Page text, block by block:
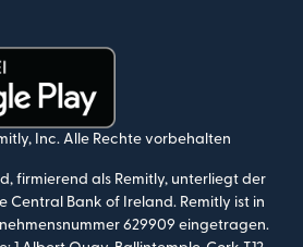
Fenster geöffnet)
Inc. Alle Rechte vorbehalten
firmierend als Remitly, unterliegt der
Central Bank of Ireland. Remitly ist in
629909 eingetragen.